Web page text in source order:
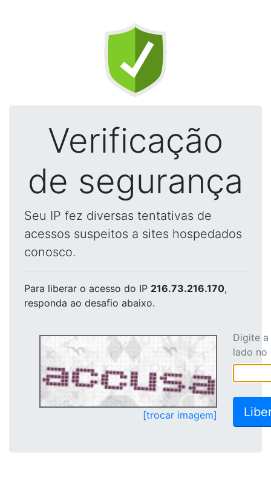
Verificação
de segurança
Seu IP fez diversas tentativas de
acessos suspeitos a sites hospedados
conosco.
Para liberar o acesso do IP 216.73.216.170,
responda ao desafio abaixo.
[trocar imagem]
Digite
lado no